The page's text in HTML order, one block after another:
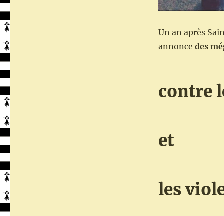
Un an après
annonce des
contre
et
les